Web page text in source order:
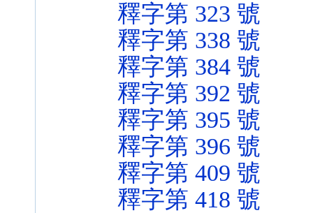
釋字第 323 號
釋字第 338 號
釋字第 384 號
釋字第 392 號
釋字第 395 號
釋字第 396 號
釋字第 409 號
釋字第 418 號